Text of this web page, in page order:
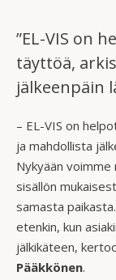
”EL-VIS on
täyttöä,
jälkeenpäin
– EL-VIS on
ja mahdollista
Nykyään
sisällön
samasta
etenkin, kun
jälkikäteen,
Pääkkönen.